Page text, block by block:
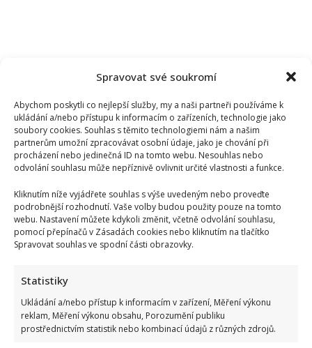
Spravovat své soukromí
Abychom poskytli co nejlepší služby, my a naši partneři používáme k
ukládání a/nebo přístupu k informacím o zařízeních, technologie jako
soubory cookies. Souhlas s těmito technologiemi nám a našim
partnerům umožní zpracovávat osobní údaje, jako je chování při
procházení nebo jedinečná ID na tomto webu. Nesouhlas nebo
odvolání souhlasu může nepříznivě ovlivnit určité vlastnosti a funkce.
Kliknutím níže vyjádřete souhlas s výše uvedeným nebo proveďte
podrobnější rozhodnutí. Vaše volby budou použity pouze na tomto
webu. Nastavení můžete kdykoli změnit, včetně odvolání souhlasu,
pomocí přepínačů v Zásadách cookies nebo kliknutím na tlačítko
Spravovat souhlas ve spodní části obrazovky.
Statistiky
Ukládání a/nebo přístup k informacím v zařízení, Měření výkonu
reklam, Měření výkonu obsahu, Porozumění publiku
prostřednictvím statistik nebo kombinací údajů z různých zdrojů.